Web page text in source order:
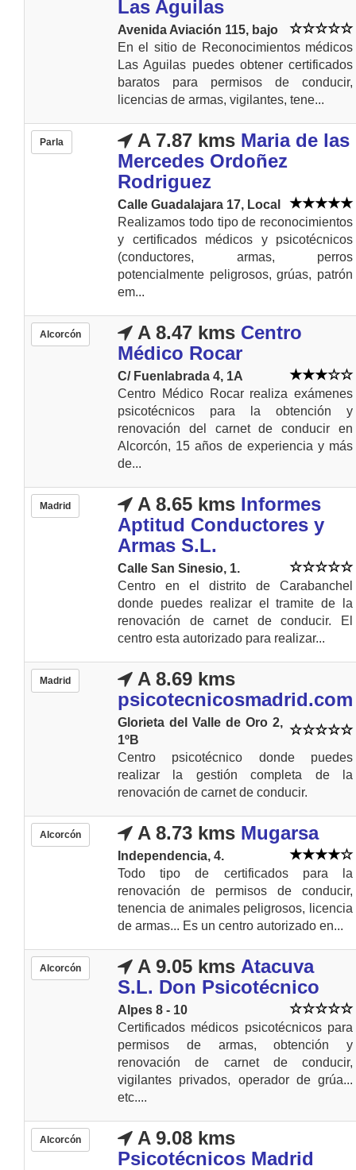
Las Aguilas
Avenida Aviación 115, bajo
En el sitio de Reconocimientos médicos
Las Aguilas puedes obtener certificados
baratos para permisos de conducir,
licencias de armas, vigilantes, tene...
Parla A 7.87 kms Maria de las
Mercedes Ordoñez
Rodriguez
Calle Guadalajara 17, Local
Realizamos todo tipo de reconocimientos
y certificados médicos y psicotécnicos
(conductores, armas, perros
potencialmente peligrosos, grúas, patrón
em...
Alcorcón A 8.47 kms Centro
Médico Rocar
C/ Fuenlabrada 4, 1A
Centro Médico Rocar realiza exámenes
psicotécnicos para la obtención y
renovación del carnet de conducir en
Alcorcón, 15 años de experiencia y más
de...
Madrid A 8.65 kms Informes
Aptitud Conductores y
Armas S.L.
Calle San Sinesio, 1.
Centro en el distrito de Carabanchel
donde puedes realizar el tramite de la
renovación de carnet de conducir. El
centro esta autorizado para realizar...
Madrid
A 8.69 kms
psicotecnicosmadrid.com
Glorieta del Valle de Oro 2,
1ºB
Centro psicotécnico donde puedes
realizar la gestión completa de la
renovación de carnet de conducir.
Alcorcón A 8.73 kms Mugarsa
Independencia, 4.
Todo tipo de certificados para la
renovación de permisos de conducir,
tenencia de animales peligrosos, licencia
de armas... Es un centro autorizado en...
Alcorcón A 9.05 kms Atacuva
S.L. Don Psicotécnico
Alpes 8 - 10
Certificados médicos psicotécnicos para
permisos de armas, obtención y
renovación de carnet de conducir,
vigilantes privados, operador de grúa...
etc....
Alcorcón
A 9.08 kms
Psicotécnicos Madrid